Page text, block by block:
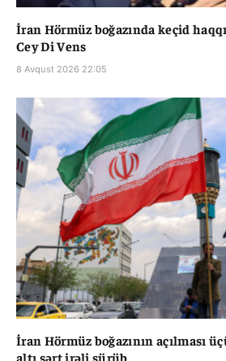
İran Hörmüz boğazında keçid
Cey Di Vens
8 Avqust 2026 22:05
İran Hörmüz boğazının açılması
altı şərt irəli sürüb